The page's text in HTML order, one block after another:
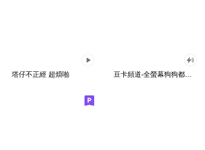
塔仔不正經 超煩啪